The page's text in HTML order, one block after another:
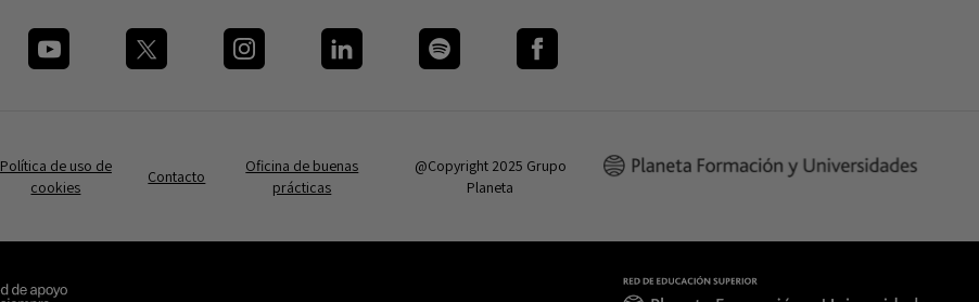
Política de uso de
cookies
Contacto
Oficina de buenas
prácticas
@Copyright 2025 Grupo
Planeta